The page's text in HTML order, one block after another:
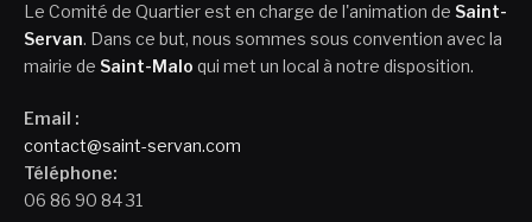
Le Comité de Quartier est en charge de l'animation de Saint-
Servan. Dans ce but, nous sommes sous convention avec la
mairie de Saint-Malo qui met un local à notre disposition.
Email :
contact@saint-servan.com
Téléphone:
06 86 90 84 31